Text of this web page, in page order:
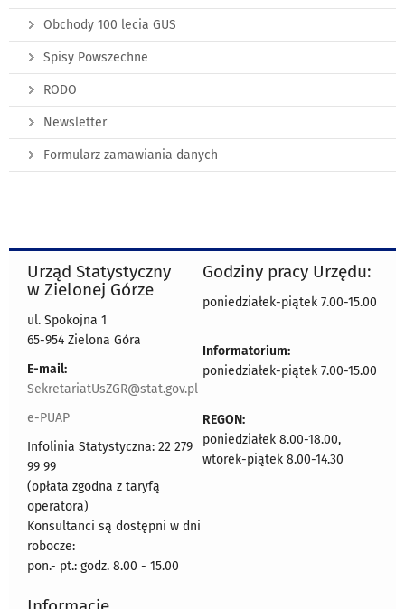
Obchody 100 lecia GUS
Spisy Powszechne
RODO
Newsletter
Formularz zamawiania danych
Urząd Statystyczny
w Zielonej Górze
ul. Spokojna 1
65-954 Zielona Góra
E-mail:
SekretariatUsZGR@stat.gov.pl
e-PUAP
Infolinia Statystyczna: 22 279
99 99
(opłata zgodna z taryfą
operatora)
Konsultanci są dostępni w dni
robocze:
pon.- pt.: godz. 8.00 - 15.00
Godziny pracy Urzędu:
poniedziałek-piątek 7.00-15.00
Informatorium:
poniedziałek-piątek 7.00-15.00
REGON:
poniedziałek 8.00-18.00,
wtorek-piątek 8.00-14.30